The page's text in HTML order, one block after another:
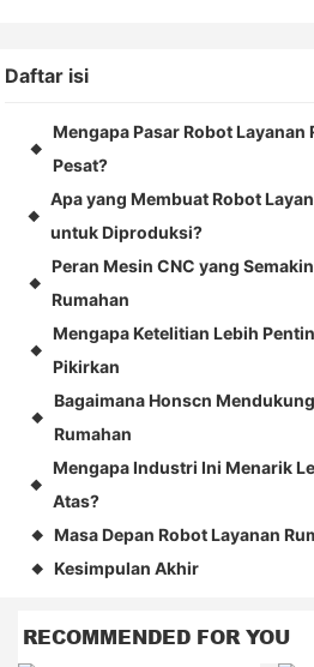
Daftar isi
◆
Mengapa Pasar Robot Layanan
Pesat?
◆
Apa yang Membuat Robot
untuk Diproduksi?
◆
Peran Mesin CNC yang
Rumahan
◆
Mengapa Ketelitian Lebih
Pikirkan
◆
Bagaimana Honscn
Rumahan
◆
Mengapa Industri Ini Menarik
Atas?
◆ Masa Depan Robot Layanan
◆ Kesimpulan Akhir
RECOMMENDED FOR YOU